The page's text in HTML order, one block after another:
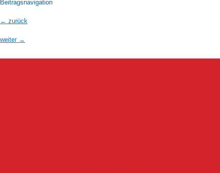
Beitragsnavigation
← zurück
weiter →